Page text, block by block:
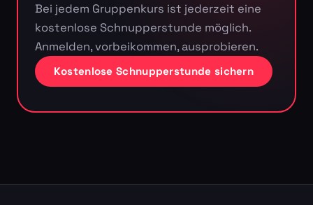
Bei jedem Gruppenkurs ist jederzeit eine
kostenlose Schnupperstunde möglich.
Anmelden, vorbeikommen, ausprobieren.
Kostenlose Schnupperstunde sichern